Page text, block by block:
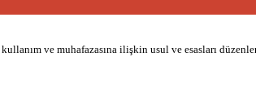
ve muhafazasına ilişkin usul ve esasları